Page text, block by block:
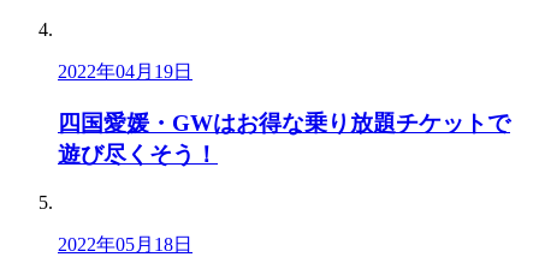
2022年04月19日
四国愛媛・GWはお得な乗り放題チケットで
遊び尽くそう！
2022年05月18日